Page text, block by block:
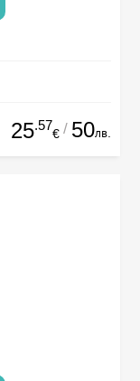
25.57
€ / 50лв.